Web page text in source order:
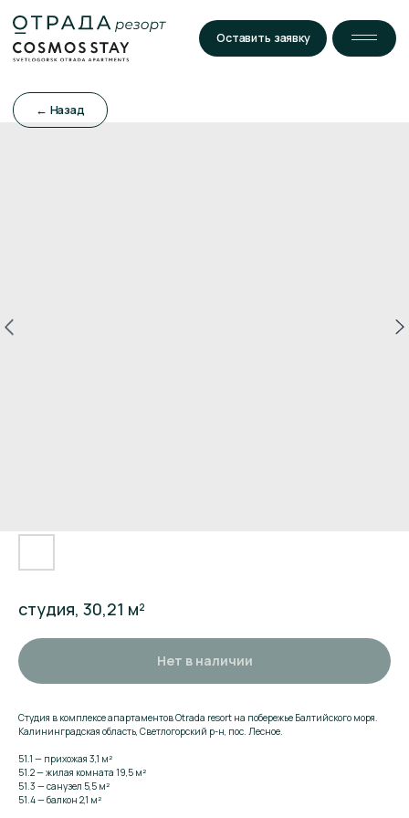
Оставить заявку
студия, 30,21 м²
Нет в наличии
Студия в комплексе апартаментов Otrada resort на побережье Балтийского моря.
Калининградская область, Светлогорский р-н, пос. Лесное.
51.1 — прихожая 3,1 м²
51.2 — жилая комната 19,5 м²
51.3 — санузел 5,5 м²
51.4 — балкон 2,1 м²